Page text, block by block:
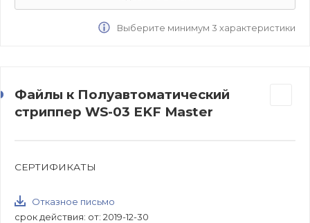
Выберите минимум 3 характеристики
Файлы к Полуавтоматический
стриппер WS-03 EKF Master
СЕРТИФИКАТЫ
Отказное письмо
срок действия: от: 2019-12-30